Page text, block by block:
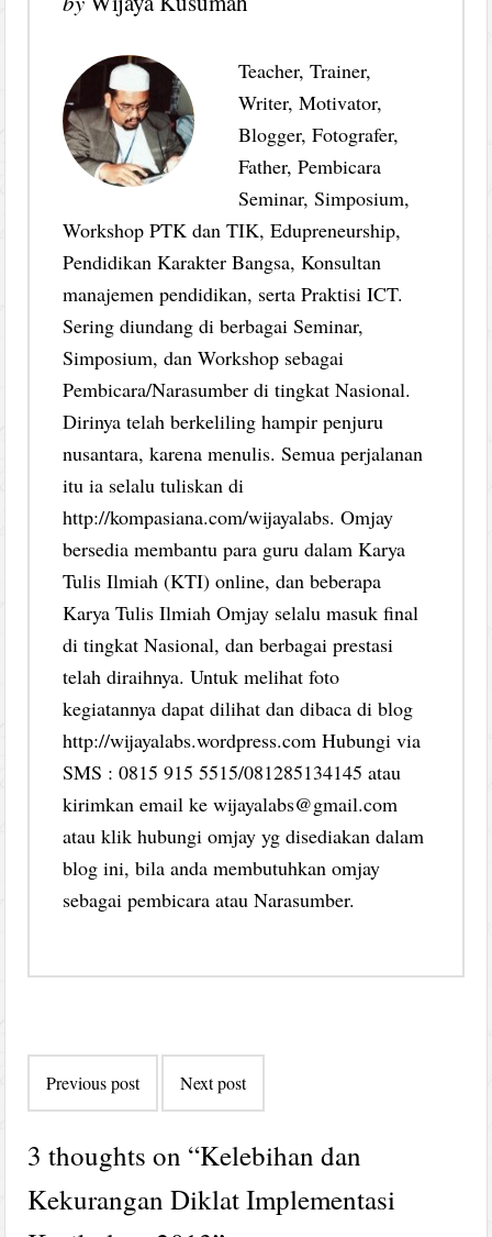
Teacher, Trainer,
Writer, Motivator,
Blogger, Fotografer,
Father, Pembicara
Seminar, Simposium,
Workshop PTK dan TIK, Edupreneurship,
Pendidikan Karakter Bangsa, Konsultan
manajemen pendidikan, serta Praktisi ICT.
Sering diundang di berbagai Seminar,
Simposium, dan Workshop sebagai
Pembicara/Narasumber di tingkat Nasional.
Dirinya telah berkeliling hampir penjuru
nusantara, karena menulis. Semua perjalanan
itu ia selalu tuliskan di
http://kompasiana.com/wijayalabs. Omjay
bersedia membantu para guru dalam Karya
Tulis Ilmiah (KTI) online, dan beberapa
Karya Tulis Ilmiah Omjay selalu masuk final
di tingkat Nasional, dan berbagai prestasi
telah diraihnya. Untuk melihat foto
kegiatannya dapat dilihat dan dibaca di blog
http://wijayalabs.wordpress.com Hubungi via
SMS : 0815 915 5515/081285134145 atau
kirimkan email ke wijayalabs@gmail.com
atau klik hubungi omjay yg disediakan dalam
blog ini, bila anda membutuhkan omjay
sebagai pembicara atau Narasumber.
navigation
Previous post Next post
3 thoughts on “Kelebihan dan
Kekurangan Diklat Implementasi